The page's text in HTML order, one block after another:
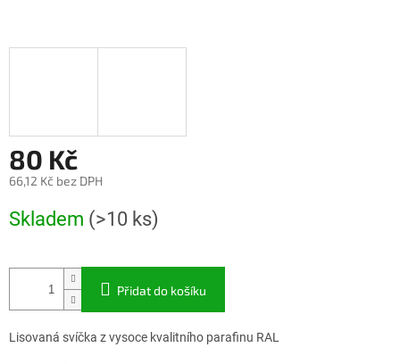
80 Kč
66,12 Kč bez DPH
cena:
Skladem (>10 ks)
Přidat do košíku
Lisovaná svíčka z vysoce kvalitního parafinu RAL